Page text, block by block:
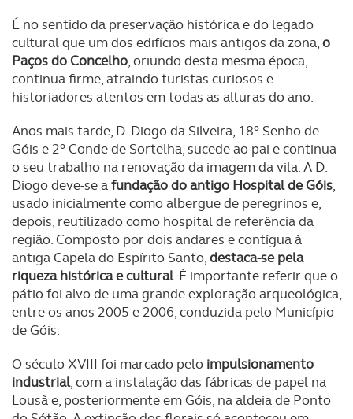
É no sentido da preservação histórica e do legado
cultural que um dos edifícios mais antigos da zona,o
Paços do Concelho, oriundo desta mesma época,
continua firme, atraindo turistas curiosos e
historiadores atentos em todas as alturas do ano.
Anos mais tarde, D. Diogo da Silveira, 18º Senho de
Góis e 2º Conde de Sortelha, sucede ao pai e continua
o seu trabalho na renovação da imagem da vila. A D.
Diogo deve-se afundação do antigo Hospital de Góis,
usado inicialmente como albergue de peregrinos e,
depois, reutilizado como hospital de referência da
região. Composto por dois andares e contígua à
antiga Capela do Espírito Santo,destaca-se pela
riqueza histórica e cultural. É importante referir que o
pátio foi alvo de uma grande exploração arqueológica,
entre os anos 2005 e 2006, conduzida pelo Município
de Góis.
O século XVIII foi marcado pelo impulsionamento
industrial, com a instalação das fábricas de papel na
Lousã e, posteriormente em Góis, na aldeia de Ponto